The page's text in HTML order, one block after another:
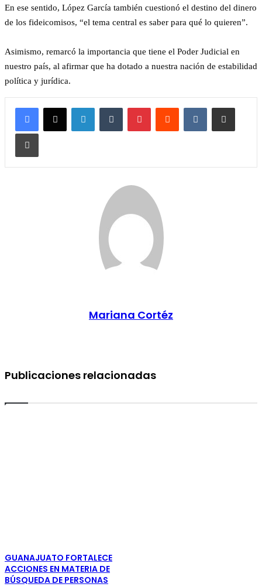
En ese sentido, López García también cuestionó el destino del dinero
de los fideicomisos, “el tema central es saber para qué lo quieren”.
Asimismo, remarcó la importancia que tiene el Poder Judicial en
nuestro país, al afirmar que ha dotado a nuestra nación de estabilidad
política y jurídica.
LinkedInTumblrPinterestReddit VKontakteCompartir por
Imprimir
Mariana Cortéz
Publicaciones relacionadas
GUANAJUATO FORTALECE
ACCIONES EN MATERIA DE
BÚSQUEDA DE PERSONAS